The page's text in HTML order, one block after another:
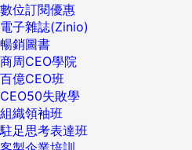
數位訂閱優惠
電子雜誌(Zinio)
暢銷圖書
商周CEO學院
百億CEO班
CEO50失敗學
組織領袖班
駐足思考表達班